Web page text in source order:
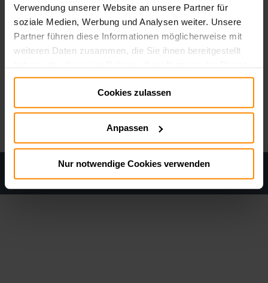
Verwendung unserer Website an unsere Partner für
soziale Medien, Werbung und Analysen weiter. Unsere
Partner führen diese Informationen möglicherweise mit
weiteren Daten zusammen, die Sie ihnen bereitgestellt
gesammelt haben.
Impressum
Datenschutz:Datenschutz
Cookies zulassen
Anpassen
Nur notwendige Cookies verwenden